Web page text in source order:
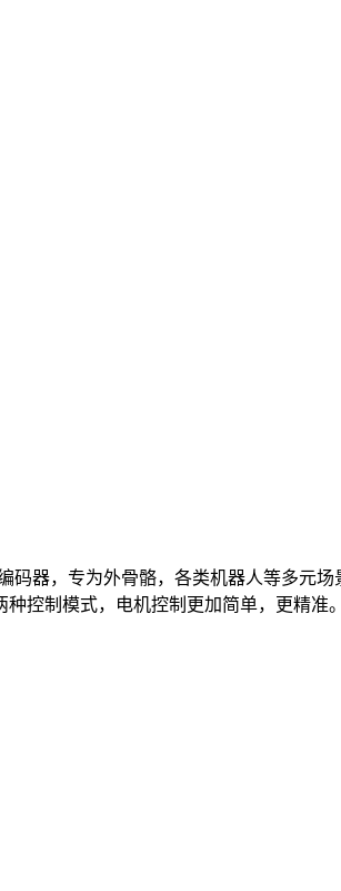
码器，专为外骨骼，各类机器人等多元
控制模式，电机控制更加简单，更精